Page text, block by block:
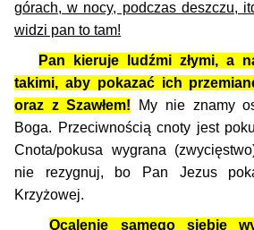
górach, w nocy, podczas deszczu,
widzi pan to tam!
Pan kieruje ludźmi złymi, a
takimi, aby pokazać ich
oraz z Szawłem! My nie znamy
Boga. Przeciwnością cnoty jest
Cnota/pokusa wygrana
nie rezygnuj, bo Pan Jezus
Krzyżowej.
Ocalenie samego siebie